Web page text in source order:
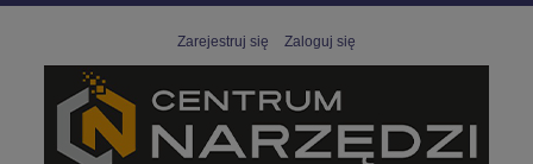
Zarejestruj się Zaloguj się